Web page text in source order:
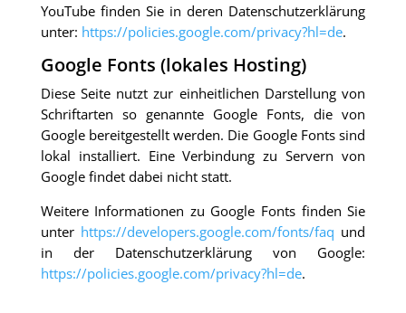
YouTube finden Sie in deren Datenschutzerklärung
unter: https://policies.google.com/privacy?hl=de.
Google Fonts (lokales Hosting)
Diese Seite nutzt zur einheitlichen Darstellung von
Schriftarten so genannte Google Fonts, die von
Google bereitgestellt werden. Die Google Fonts sind
lokal installiert. Eine Verbindung zu Servern von
Google findet dabei nicht statt.
Weitere Informationen zu Google Fonts finden Sie
unter https://developers.google.com/fonts/faq und
in der Datenschutzerklärung von Google:
https://policies.google.com/privacy?hl=de.